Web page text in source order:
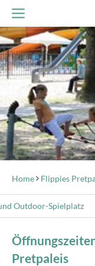
Home Flippies
Outdoor-Spielplatz
Pretpaleis